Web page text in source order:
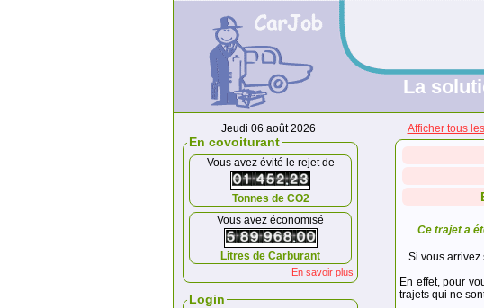
La
Jeudi 06 août 2026
En covoiturant
Vous avez évité le rejet de
Tonnes de CO2
Vous avez économisé
Litres de Carburant
En savoir plus
Login
Afficher tous
Ce trajet a
Si vous arrivez
En effet, pour
trajets qui ne